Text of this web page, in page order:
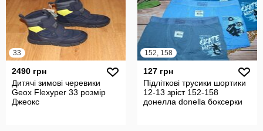
33
2490 грн
Дитячі зимові черевики
Geox Flexyper 33 розмір
Джеокс
152, 158
127 грн
Підліткові трусики шортики
12-13 зріст 152-158
донелла donella боксерки